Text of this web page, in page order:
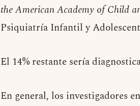
the American Academy of Child
Psiquiatría Infantil y
El 14% restante sería
En general, los investigadores